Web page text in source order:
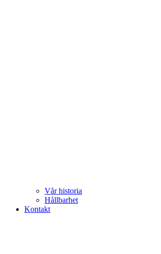
Vår historia
Hållbarhet
Kontakt